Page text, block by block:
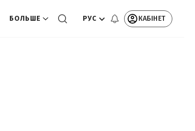
БОЛЬШЕ РУС КАБІНЕТ